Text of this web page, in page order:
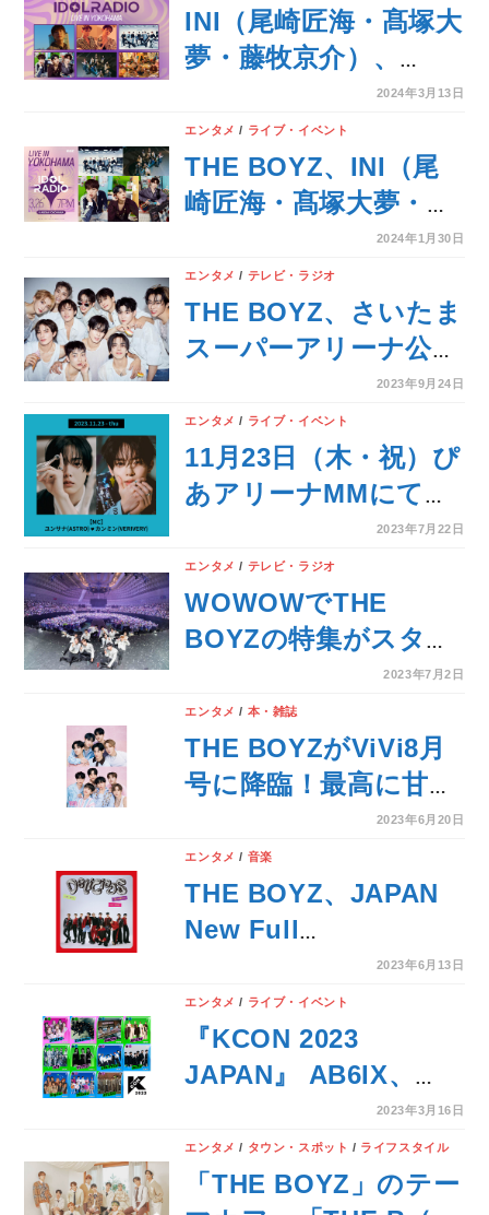
新作「リップブロッサ
ム グロウ」を唇にま
とうスペシャルなコラ
ボレーションキャンペ
ーンを実施
INI（尾崎匠海・髙塚大
夢・藤牧京介）、
Kep1erら豪華アーテ
ィスト共演！「IDOL
RADIO LIVE IN
YOKOHAMA」をU-
NEXTにて独占ライブ
配信決定！
2024年3月13日
エンタメ / ライブ・イベント
THE BOYZ、INI（尾
崎匠海・髙塚大夢・藤
牧京介）、Kep1erが
出演3月26日（火）
「IDOL RADIO LIVE
IN YOKOHAMA」開催
決定！1次ラインナッ
プ発表
2024年1月30日
エンタメ / テレビ・ラジオ
THE BOYZ、さいたま
スーパーアリーナ公演
の模様に未公開シーン
を追加した拡大版を
WOWOWで11月に独
占放送・配信決定！
2023年9月24日
エンタメ / ライブ・イベント
11月23日（木・祝）ぴ
あアリーナMMにて開
催するK-POPライブ
イベント「NEXT
GENERATION LIVE
ARENA」のMCにユン
サナ（ASTRO）＆カ
ンミン（VERIVERY）
が決定！！
2023年7月22日
エンタメ / テレビ・ラジオ
WOWOWでTHE
BOYZの特集がスター
ト！8月は最新日本ツ
アーからさいたまスー
パーアリーナ公演を独
占放送・配信！
2023年7月2日
エンタメ / 本・雑誌
THE BOYZがViVi8月
号に降臨！最高に甘い
ビジュアル&インタビ
ューは必見！
2023年6月20日
エンタメ / 音楽
THE BOYZ、JAPAN
New Full
Album「Delicious」
6月13日（火）発売！
2023年6月13日
エンタメ / ライブ・イベント
『KCON 2023
JAPAN』 AB6IX、
ATEEZ、ENHYPEN、
iKON、JO1、
Kep1er、STAYC、
2023年3月16日
エンタメ / タウン・スポット / ライフスタイル
「THE BOYZ」のテー